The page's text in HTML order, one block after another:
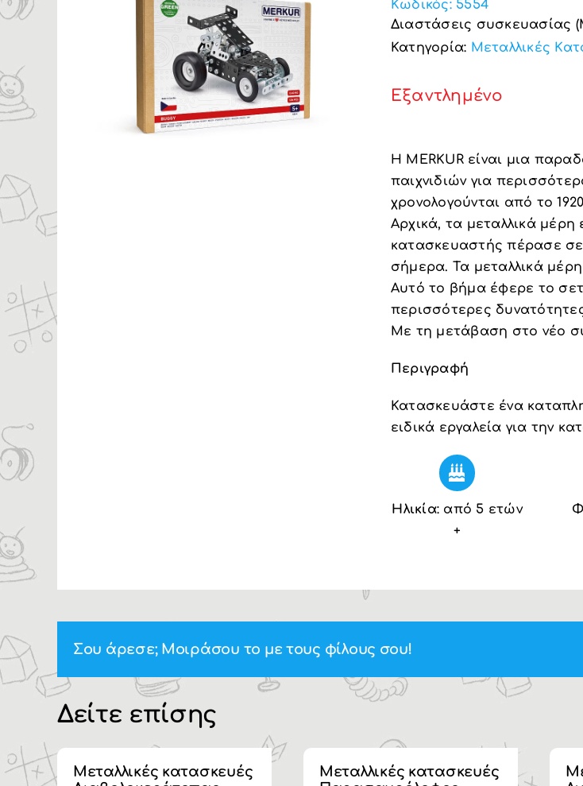
Κωδικός: 5554
Διαστάσεις συσκευασίας
Κατηγορία: Μεταλλικές
Εξαντλημένο
H MERKUR είναι μια
παιχνιδιών για
χρονολογούνται από το
Αρχικά, τα μεταλλικά μέρη
κατασκευαστής πέρασε
σήμερα. Τα μεταλλικά
Αυτό το βήμα έφερε το
περισσότερες
Με τη μετάβαση στο νέο
Περιγραφή
Κατασκευάστε ένα
ειδικά εργαλεία για την
Ηλικία: από 5 ετών
+
Σου άρεσε; Μοιράσου το με τους φίλους σου!
Δείτε επίσης
Μεταλλικές κατασκευές
Μεταλλικές κατασκευές